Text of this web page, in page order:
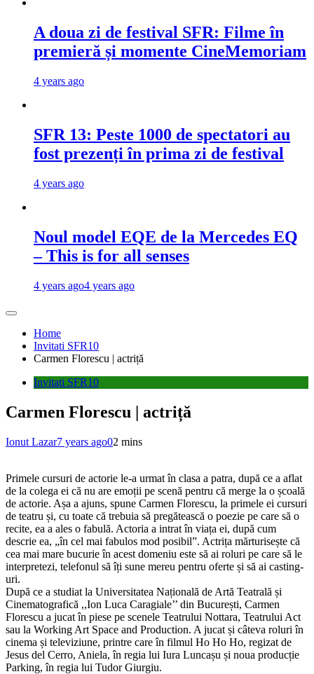
A doua zi de festival SFR: Filme în
premieră și momente CineMemoriam
4 years ago
SFR 13: Peste 1000 de spectatori au
fost prezenți în prima zi de festival
4 years ago
Noul model EQE de la Mercedes EQ
– This is for all senses
4 years ago4 years ago
Home
Invitati SFR10
Carmen Florescu | actriță
Invitati SFR10
Carmen Florescu | actriță
Ionut Lazar7 years ago02 mins
Primele cursuri de actorie le-a urmat în clasa a patra, după ce a aflat
de la colega ei că nu are emoții pe scenă pentru că merge la o școală
de actorie. Așa a ajuns, spune Carmen Florescu, la primele ei cursuri
de teatru și, cu toate că trebuia să pregătească o poezie pe care să o
recite, ea a ales o fabulă. Actoria a intrat în viața ei, după cum
descrie ea, „în cel mai fabulos mod posibil”. Actrița mărturisește că
cea mai mare bucurie în acest domeniu este să ai roluri pe care să le
interpretezi, telefonul să îți sune mereu pentru oferte și să ai casting-
uri.
După ce a studiat la Universitatea Națională de Artă Teatrală și
Cinematografică ,,Ion Luca Caragiale’’ din București, Carmen
Florescu a jucat în piese pe scenele Teatrului Nottara, Teatrului Act
sau la Working Art Space and Production. A jucat și câteva roluri în
cinema și televiziune, printre care în filmul Ho Ho Ho, regizat de
Jesus del Cerro, Aniela, în regia lui Iura Luncașu și noua producție
Parking, în regia lui Tudor Giurgiu.